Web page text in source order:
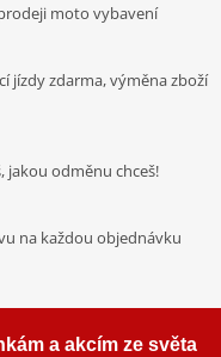
moto vybavení
jízdy zdarma, výměna zboží
jakou odměnu chceš!
na každou objednávku
a akcím ze světa